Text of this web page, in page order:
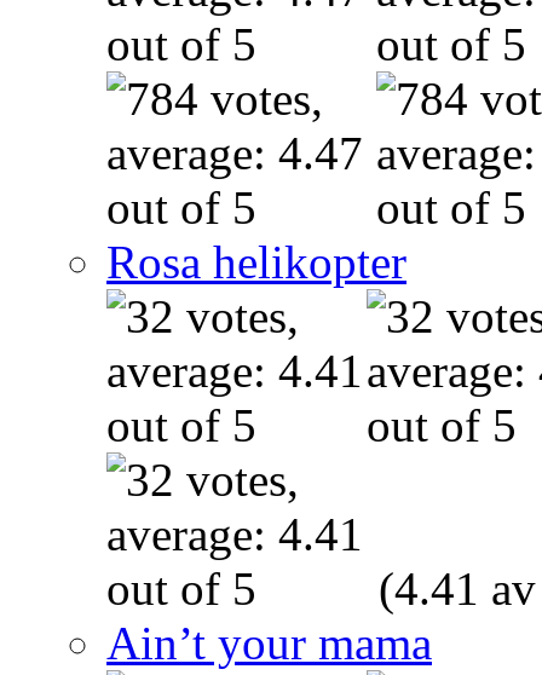
Rosa helikopter
(4.41
Ain’t your mama